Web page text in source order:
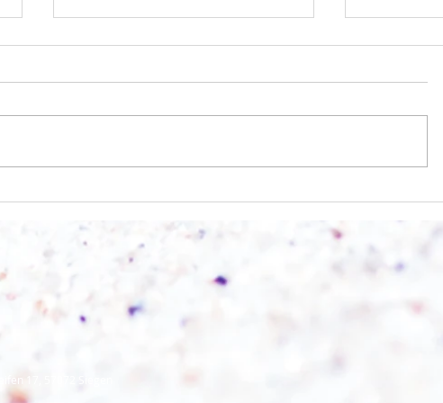
17, 57072 Siegen